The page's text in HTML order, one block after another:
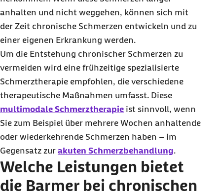
anhalten und nicht weggehen, können sich mit
der Zeit chronische Schmerzen entwickeln und zu
einer eigenen Erkrankung werden.
Um die Entstehung chronischer Schmerzen zu
vermeiden wird eine frühzeitige spezialisierte
Schmerztherapie empfohlen, die verschiedene
therapeutische Maßnahmen umfasst. Diese
multimodale Schmerztherapie ist sinnvoll, wenn
Sie zum Beispiel über mehrere Wochen anhaltende
oder wiederkehrende Schmerzen haben – im
Gegensatz zur akuten Schmerzbehandlung.
Welche Leistungen bietet
die Barmer bei chronischen